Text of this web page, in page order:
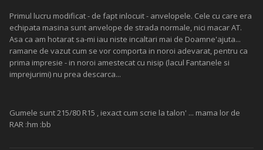
Primul lucru modificat - de fapt inlocuit - anvelopele. Cele cu care era
echipata masina sunt anvelope de strada normale, nici macar AT.
Asa ca am hotarat sa-mi iau niste incaltari mai de Doamne'ajuta...
ramane de vazut cum se vor comporta in noroi adevarat, pentru ca
prima impresie - in noroi amestecat cu nisip (lacul Fantanele si
imprejurimi) nu prea descarca...
Gumele sunt 215/80 R15 , iexact cum scrie la talon' ... mama lor de
RAR :hm :bb